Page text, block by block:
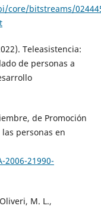
core/bitstreams/
Teleasistencia:
de personas a
de Promoción
personas en
21990-
M. L.,